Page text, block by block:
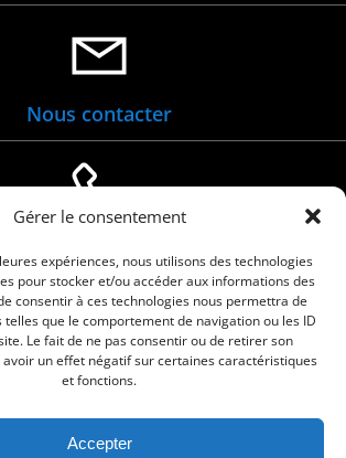
Gérer le consentement
expériences, nous utilisons des technologies
pour stocker et/ou accéder aux informations des
consentir à ces technologies nous permettra de
que le comportement de navigation ou les ID
Le fait de ne pas consentir ou de retirer son
un effet négatif sur certaines caractéristiques
et fonctions.
Accepter
Nous contacter
04 66 88 01 05